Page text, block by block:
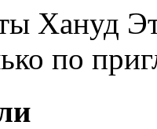
Хануд
по